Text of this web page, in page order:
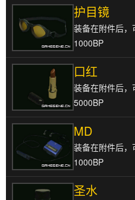
护目镜
装备在附件后
1000BP
口红
装备在附件后
5000BP
MD
装备在附件后
1000BP
圣水